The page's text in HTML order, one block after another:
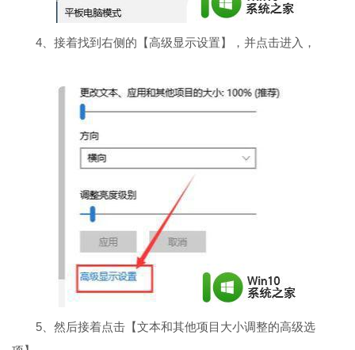
4、接着找到右侧的【高级显示设置】，并点击进入，
5、然后接着点击【文本和其他项目大小调整的高级选